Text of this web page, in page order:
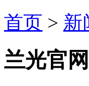
首页 > 新
兰光官